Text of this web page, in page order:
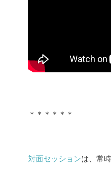
＊＊＊＊＊＊
対面セッションは、常